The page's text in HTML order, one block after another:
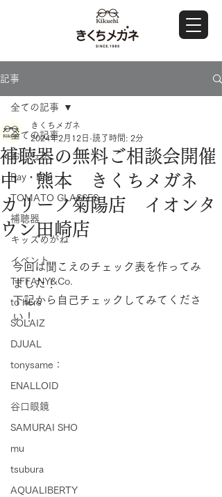
記事
全ての記事
おしらせ
Ray・Ban
TOMATO GLASSES
補聴器
キッズめがね
イベント
TIFFANY&Co.
to hers
SOLAIZ
DJUAL
tonysame：
ENALLOID
谷口眼鏡
SAMURAI SHO
mu
tsubura
AQUALIBERTY
全ての記事
補聴器の無料ご相談会開催
中 熊本 きくちメガネ
カリーノ菊陽店 イオンタ
ウン田崎店
きくちメガネ
2024年2月12日 読了時間: 2分
今回は聞こえのチェック表を作ってみ
ました！
下記から自己チェックしてみてくださ
い！